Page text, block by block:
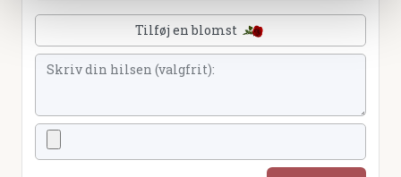
Tilføj en blomst